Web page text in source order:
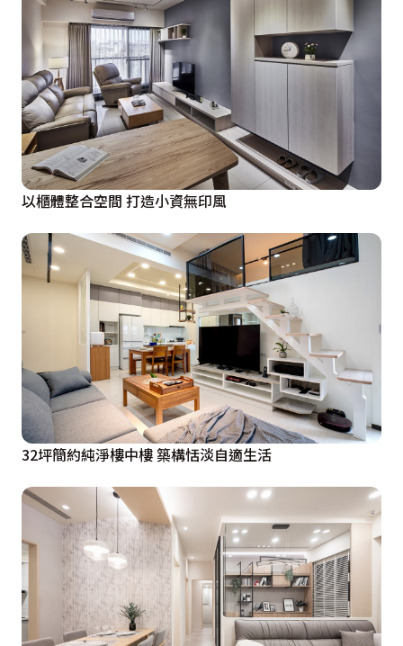
以櫃體整合空間 打造小資無印風
32坪簡約純淨樓中樓 築構恬淡自適生活